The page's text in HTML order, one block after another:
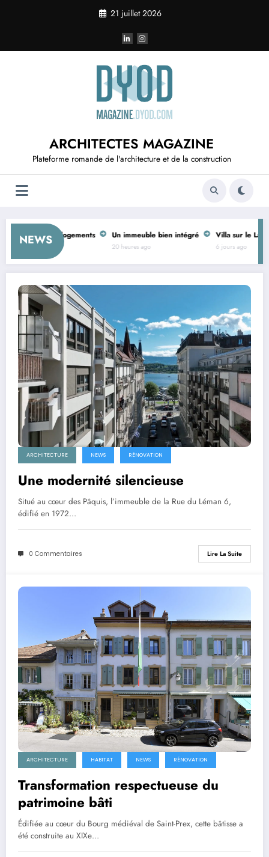
21 juillet 2026
ARCHITECTES MAGAZINE
Plateforme romande de l'architecture et de la construction
NEWS
ferme en logements Un immeuble bien intégré
20 heures ago
Villa sur le Lac
6 jours ago
ARCHITECTURE NEWS RÉNOVATION
Une modernité silencieuse
Situé au cœur des Pâquis, l’immeuble de la Rue du Léman 6,
édifié en 1972…
0 Commentaires Lire La Suite
ARCHITECTURE HABITAT NEWS RÉNOVATION
Transformation respectueuse du
patrimoine bâti
Édifiée au cœur du Bourg médiéval de Saint-Prex, cette bâtisse a
été construite au XIXe…